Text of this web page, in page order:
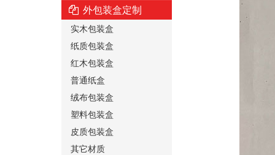
外包装盒定制
实木包装盒
纸质包装盒
红木包装盒
普通纸盒
绒布包装盒
塑料包装盒
皮质包装盒
其它材质